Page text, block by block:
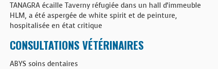
TANAGRA écaille Taverny réfugiée dans un hall d’immeuble
HLM, a été aspergée de white spirit et de peinture,
hospitalisée en état critique
CONSULTATIONS VÉTÉRINAIRES
ABYS soins dentaires